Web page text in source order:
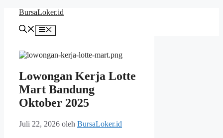
Langsung
BursaLoker.id
Menu
Lowongan Kerja Lotte
Mart Bandung
Oktober 2025
Juli 22, 2026 oleh BursaLoker.id